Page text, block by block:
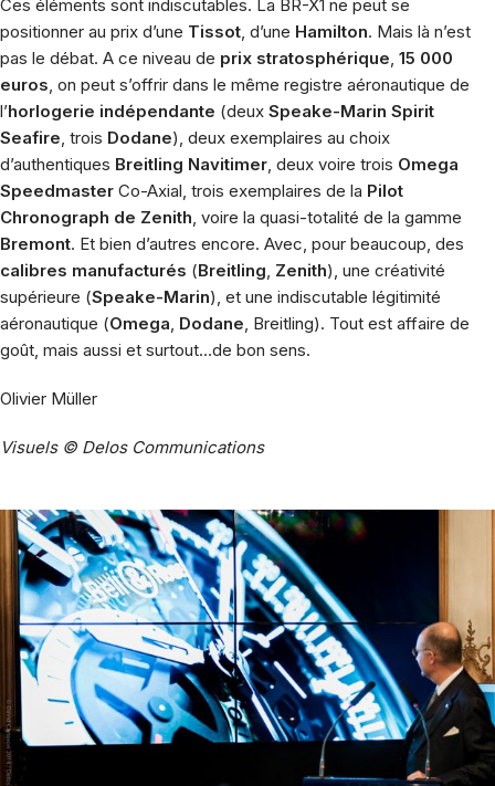
Ces éléments sont indiscutables. La BR-X1 ne peut se
positionner au prix d’une Tissot, d’une Hamilton. Mais là n’est
pas le débat. A ce niveau de prix stratosphérique, 15 000
euros, on peut s’offrir dans le même registre aéronautique de
l’horlogerie indépendante (deux Speake-Marin Spirit
Seafire, trois Dodane), deux exemplaires au choix
d’authentiques Breitling Navitimer, deux voire trois Omega
Speedmaster Co-Axial, trois exemplaires de la Pilot
Chronograph de Zenith, voire la quasi-totalité de la gamme
Bremont. Et bien d’autres encore. Avec, pour beaucoup, des
calibres manufacturés (Breitling, Zenith), une créativité
supérieure (Speake-Marin), et une indiscutable légitimité
aéronautique (Omega, Dodane, Breitling). Tout est affaire de
goût, mais aussi et surtout…de bon sens.
Olivier Müller
Visuels © Delos Communications